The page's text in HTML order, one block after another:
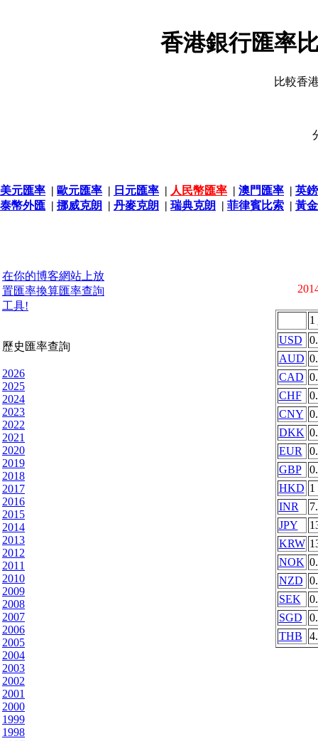
香港銀行匯率
比較香
美元匯率 | 歐元匯率 | 日元匯率 | 人民幣匯率 | 澳門匯率 | 英
泰幣外匯 | 挪威克朗 | 丹麥克朗 | 瑞典克朗 | 菲律賓比索 | 黃
在你的博客網站上放
置匯率換算匯率查詢
工具!
歷史匯率查詢
2026
2025
2024
2023
2022
2021
2020
2019
2018
2017
2016
2015
2014
2013
2012
2011
2010
2009
2008
2007
2006
2005
2004
2003
2002
2001
2000
1999
1998
1
USD
AUD
CAD
CHF
CNY
DKK
EUR
GBP
HKD 1
INR
JPY
KRW
NOK
NZD
SEK
SGD
THB